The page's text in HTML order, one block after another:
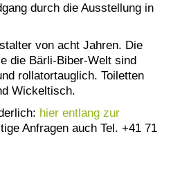
durch die Ausstellung in
von acht Jahren. Die
die Bärli-Biber-Welt sind
rollatortauglich. Toiletten
Wickeltisch.
hier entlang zur
Anfragen auch Tel. +41 71